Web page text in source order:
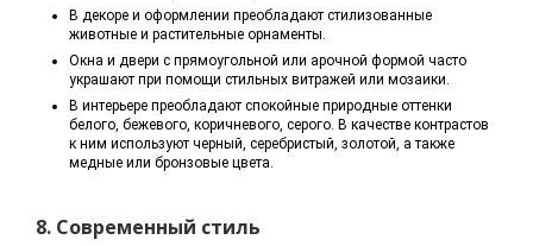
В декоре и оформлении преобладают стилизованные
животные и растительные орнаменты.
Окна и двери с прямоугольной или арочной формой часто
украшают при помощи стильных витражей или мозаики.
В интерьере преобладают спокойные природные оттенки
белого, бежевого, коричневого, серого. В качестве контрастов
к ним используют черный, серебристый, золотой, а также
медные или бронзовые цвета.
8. Современный стиль